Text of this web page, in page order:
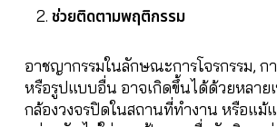
ช่วยติดตามพฤติกรรม
อาชญากรรมในลักษณะการโจรกรรม,
หรือรูปแบบอื่น อาจเกิดขึ้นได้ด้วยหลาย
กล้องวงจรปิดในสถานที่ทำงาน หรือแม้